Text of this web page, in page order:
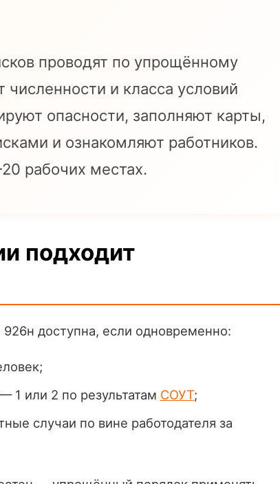
проводят по упрощённому
и класса условий
опасности, заполняют карты,
и ознакомляют работников.
рабочих местах.
подходит
доступна, если одновременно:
1 или 2 по результатам СОУТ;
случаи по вине работодателя за